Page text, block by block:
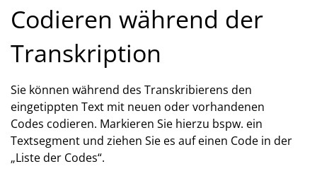
Codieren während der
Transkription
Sie können während des Transkribierens den
eingetippten Text mit neuen oder vorhandenen
Codes codieren. Markieren Sie hierzu bspw. ein
Textsegment und ziehen Sie es auf einen Code in der
„Liste der Codes“.